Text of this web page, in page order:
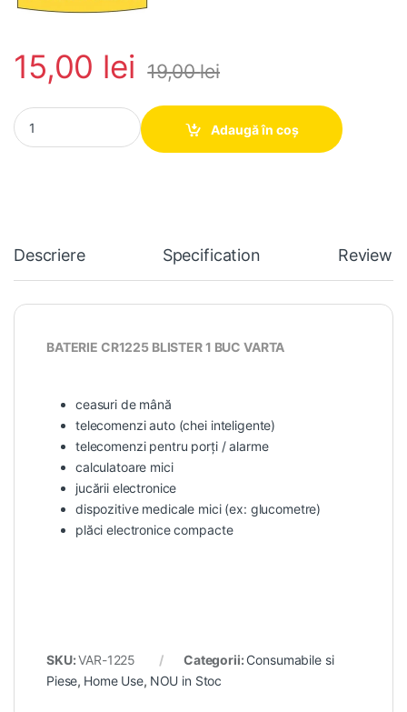
15,00 lei 19,00lei
BATERIE CR1225 BLISTER 1 BUC VARTA quantity
Adaugă în coș
Descriere Specification Reviews
BATERIE CR1225 BLISTER 1 BUC VARTA
ceasuri de mână
telecomenzi auto (chei inteligente)
telecomenzi pentru porți / alarme
calculatoare mici
jucării electronice
dispozitive medicale mici (ex: glucometre)
plăci electronice compacte
SKU:VAR-1225 Categorii: Consumabile si
Piese, Home Use, NOU in Stoc